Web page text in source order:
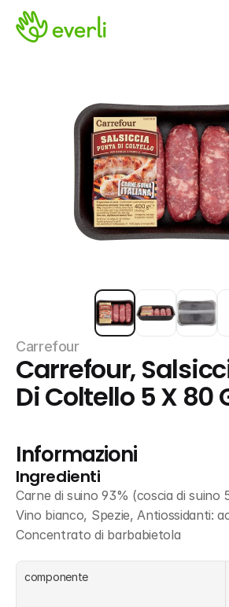
Carrefour
Carrefour,
Di Coltello 5 X 80
Informazioni
Ingredienti
Carne di suino 93% (coscia di suino
Vino bianco, Spezie, Antiossidanti:
Concentrato di barbabietola
componente